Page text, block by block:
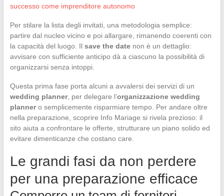
successo come imprenditore autonomo
Per stilare la lista degli invitati, una metodologia semplice:
partire dal nucleo vicino e poi allargare, rimanendo coerenti con
la capacità del luogo. Il save the datenon è un dettaglio:
avvisare con sufficiente anticipo dà a ciascuno la possibilità di
organizzarsi senza intoppi.
Questa prima fase porta alcuni a avvalersi dei servizi di un
wedding planner, per delegare l’organizzazione wedding
plannero semplicemente risparmiare tempo. Per andare oltre
nella preparazione, scoprire Info Mariage si rivela prezioso: il
sito aiuta a confrontare le offerte, strutturare un piano solido ed
evitare dimenticanze che costano care.
Le grandi fasi da non perdere
per una preparazione efficace